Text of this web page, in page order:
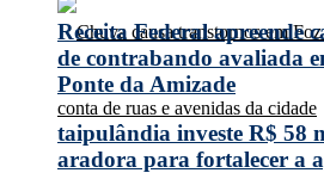
Receita Federal apreende
de contrabando avaliada
Ponte da Amizade
taipulândia investe R$ 58
aradora para fortalecer a